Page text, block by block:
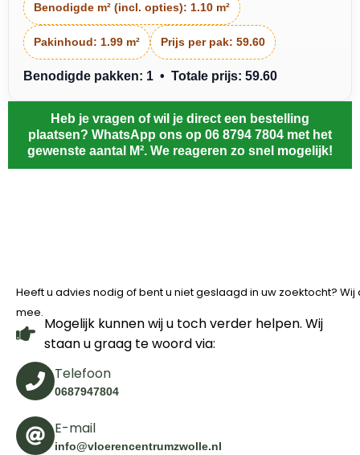
Benodigde m² (incl. opties): 1.10 m²
Pakinhoud: 1.99 m² Prijs per pak: 59.60
Benodigde pakken: 1 • Totale prijs: 59.60
Heb je vragen of wil je direct een bestelling
plaatsen? WhatsApp ons op 06 8794 7804 met het
gewenste aantal M². We reageren zo snel mogelijk!
Heeft u advies nodig of bent u niet geslaagd in uw zoektocht?
mee.
Mogelijk kunnen wij u toch verder helpen. Wij
staan u graag te woord via:
Telefoon
0687947804
E-mail
info@vloerencentrumzwolle.nl